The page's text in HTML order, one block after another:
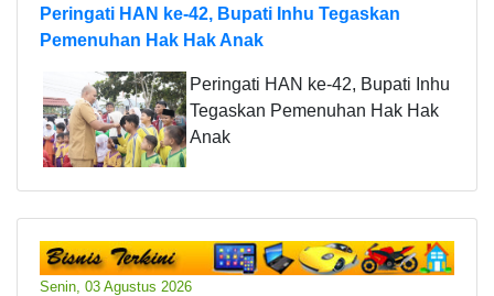
Peringati HAN ke-42, Bupati Inhu Tegaskan
Pemenuhan Hak Hak Anak
Peringati HAN ke-42, Bupati Inhu
Tegaskan Pemenuhan Hak Hak
Anak
Senin, 03 Agustus 2026